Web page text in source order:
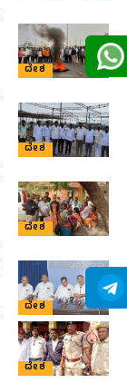
ದೇಶ
ದೇಶ
ದೇಶ
ದೇಶ
ದೇಶ